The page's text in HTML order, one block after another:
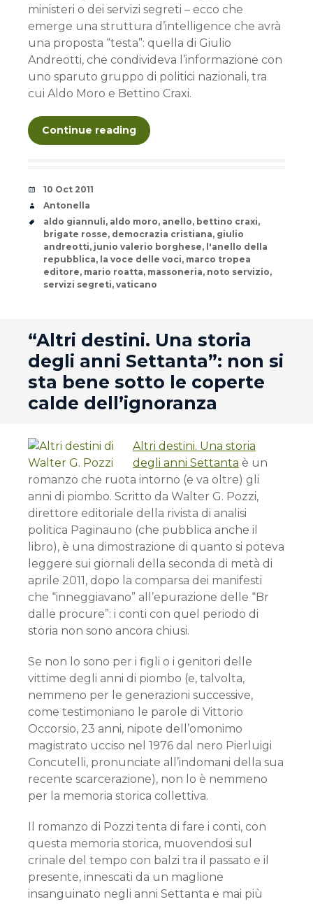
ministeri o dei servizi segreti – ecco che
emerge una struttura d’intelligence che avrà
una proposta “testa”: quella di Giulio
Andreotti, che condivideva l’informazione con
uno sparuto gruppo di politici nazionali, tra
cui Aldo Moro e Bettino Craxi.
Continue reading
Date
10 Oct 2011
Author
Antonella
Tags
aldo giannuli, aldo moro, anello, bettino craxi,
brigate rosse, democrazia cristiana, giulio
andreotti, junio valerio borghese, l'anello della
repubblica, la voce delle voci, marco tropea
editore, mario roatta, massoneria, noto servizio,
servizi segreti, vaticano
“Altri destini. Una storia
degli anni Settanta”: non si
sta bene sotto le coperte
calde dell’ignoranza
Altri destini. Una storia
degli anni Settanta è un
romanzo che ruota intorno (e va oltre) gli
anni di piombo. Scritto da Walter G. Pozzi,
direttore editoriale della rivista di analisi
politica Paginauno (che pubblica anche il
libro), è una dimostrazione di quanto si poteva
leggere sui giornali della seconda di metà di
aprile 2011, dopo la comparsa dei manifesti
che “inneggiavano” all’epurazione delle “Br
dalle procure”: i conti con quel periodo di
storia non sono ancora chiusi.
Se non lo sono per i figli o i genitori delle
vittime degli anni di piombo (e, talvolta,
nemmeno per le generazioni successive,
come testimoniano le parole di Vittorio
Occorsio, 23 anni, nipote dell’omonimo
magistrato ucciso nel 1976 dal nero Pierluigi
Concutelli, pronunciate all’indomani della sua
recente scarcerazione), non lo è nemmeno
per la memoria storica collettiva.
Il romanzo di Pozzi tenta di fare i conti, con
questa memoria storica, muovendosi sul
crinale del tempo con balzi tra il passato e il
presente, innescati da un maglione
insanguinato negli anni Settanta e mai più